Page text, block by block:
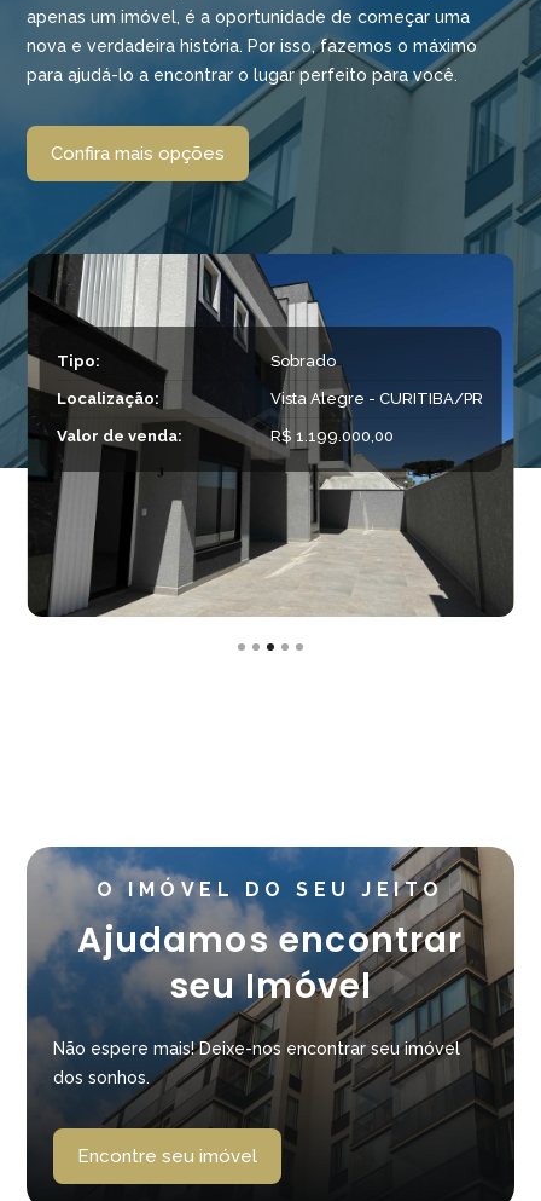
apenas um imóvel, é a oportunidade de começar uma
nova e verdadeira história. Por isso, fazemos o máximo
para ajudá-lo a encontrar o lugar perfeito para você.
Confira mais opções
Tipo: Sobrado
Localização: Vista Alegre - CURITIBA/PR
Valor de venda: R$ 1.199.000,00
O IMÓVEL DO SEU JEITO
Ajudamos encontrar
seu Imóvel
Não espere mais! Deixe-nos encontrar seu imóvel
dos sonhos.
Encontre seu imóvel